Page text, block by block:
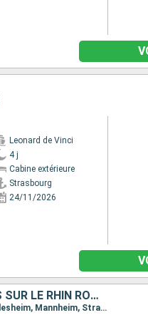
Leonard de Vinci
4 j
Cabine extérieure
Strasbourg
24/11/2026
CROISIÈRE FESTIVAL : LÉGENDES, FESTIVITÉS ET GOURMANDISES SUR LE RHIN ROMANTIQUE
Itinéraire : Strasbourg, Oberwesel, Rudesheim, Oberwesel, Rudesheim, Mannheim, Rudesheim, Mannheim, Strasbourg